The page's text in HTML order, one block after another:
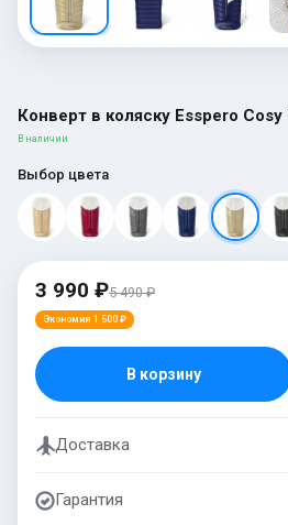
Конверт в коляску Esspero
В наличии
Выбор цвета
3 990 ₽5 490 ₽
Экономия 1 500 ₽
В корзину
Доставка
Гарантия